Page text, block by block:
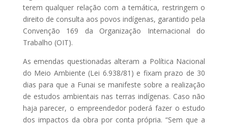
terem qualquer relação com a temática, restringem o
direito de consulta aos povos indígenas, garantido pela
Convenção 169 da Organização Internacional do
Trabalho (OIT).
As emendas questionadas alteram a Política Nacional
do Meio Ambiente (Lei 6.938/81) e fixam prazo de 30
dias para que a Funai se manifeste sobre a realização
de estudos ambientais nas terras indígenas. Caso não
haja parecer, o empreendedor poderá fazer o estudo
dos impactos da obra por conta própria. “Sem que a